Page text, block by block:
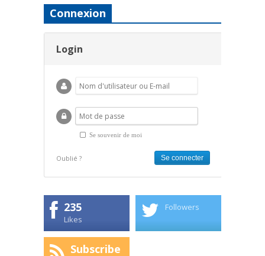
Connexion
Login
Se souvenir de moi
Oublié ?
235
Likes
Followers
Subscribe